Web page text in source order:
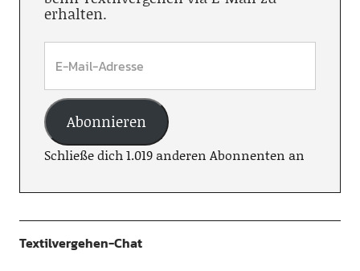
erhalten.
Abonnieren
Schließe dich 1.019 anderen Abonnenten an
Textilvergehen-Chat